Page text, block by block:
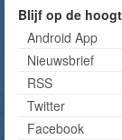
Blijf op de
Android App
Nieuwsbrief
RSS
Twitter
Facebook